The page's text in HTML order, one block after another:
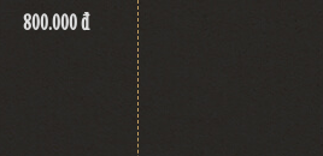
800.000 đ